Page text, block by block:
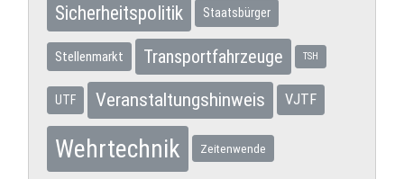
Sicherheitspolitik Staatsbürger
Stellenmarkt Transportfahrzeuge TSH
UTF Veranstaltungshinweis VJTF
Wehrtechnik Zeitenwende